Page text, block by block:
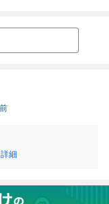
詳細